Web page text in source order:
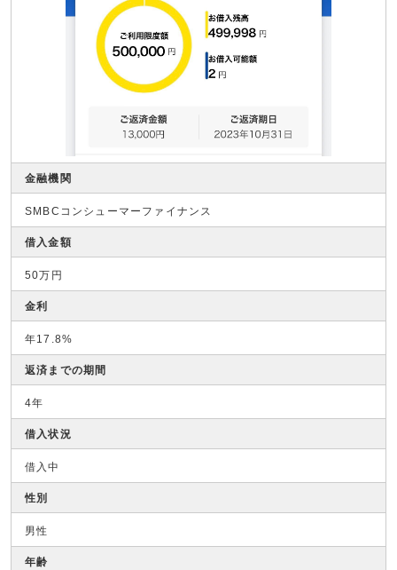
金融機関
SMBCコンシューマーファイナンス
借入金額
50万円
金利
年17.8%
返済までの期間
4年
借入状況
借入中
性別
男性
年齢